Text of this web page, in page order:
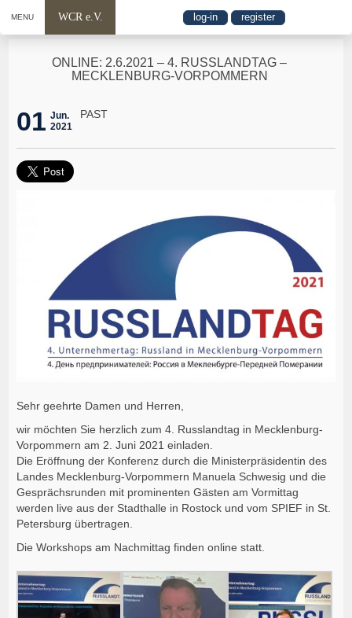
MENU WCR e.V. log-in register
ONLINE: 2.6.2021 – 4. RUSSLANDTAG –
MECKLENBURG-VORPOMMERN
01 Jun.
2021
PAST
Sehr geehrte Damen und Herren,
wir möchten Sie herzlich zum 4. Russlandtag in Mecklenburg-
Vorpommern am 2. Juni 2021 einladen.
Die Eröffnung der Konferenz durch die Ministerpräsidentin des
Landes Mecklenburg-Vorpommern Manuela Schwesig und die
Gesprächsrunden mit prominenten Gästen am Vormittag
werden live aus der Stadthalle in Rostock und vom SPIEF in St.
Petersburg übertragen.
Die Workshops am Nachmittag finden online statt.